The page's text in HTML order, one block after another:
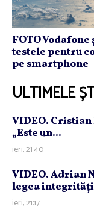
FOTO
testele pentru
pe smartphone
ULTIMELE
VIDEO.
„Este un...
ieri, 21:40
VIDEO. Adrian
legea
ieri, 21:17